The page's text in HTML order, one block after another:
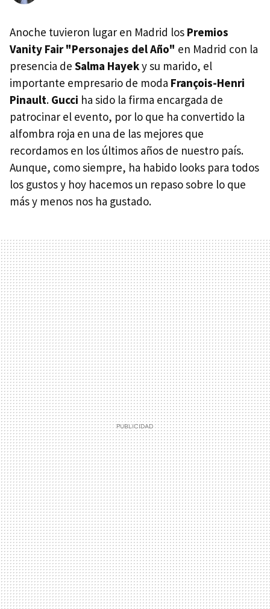
Anoche tuvieron lugar en Madrid los Premios
Vanity Fair "Personajes del Año" en Madrid con la
presencia de Salma Hayeky su marido, el
importante empresario de moda François-Henri
Pinault. Gucci ha sido la firma encargada de
patrocinar el evento, por lo que ha convertido la
alfombra roja en una de las mejores que
recordamos en los últimos años de nuestro país.
Aunque, como siempre, ha habido looks para todos
los gustos y hoy hacemos un repaso sobre lo que
más y menos nos ha gustado.